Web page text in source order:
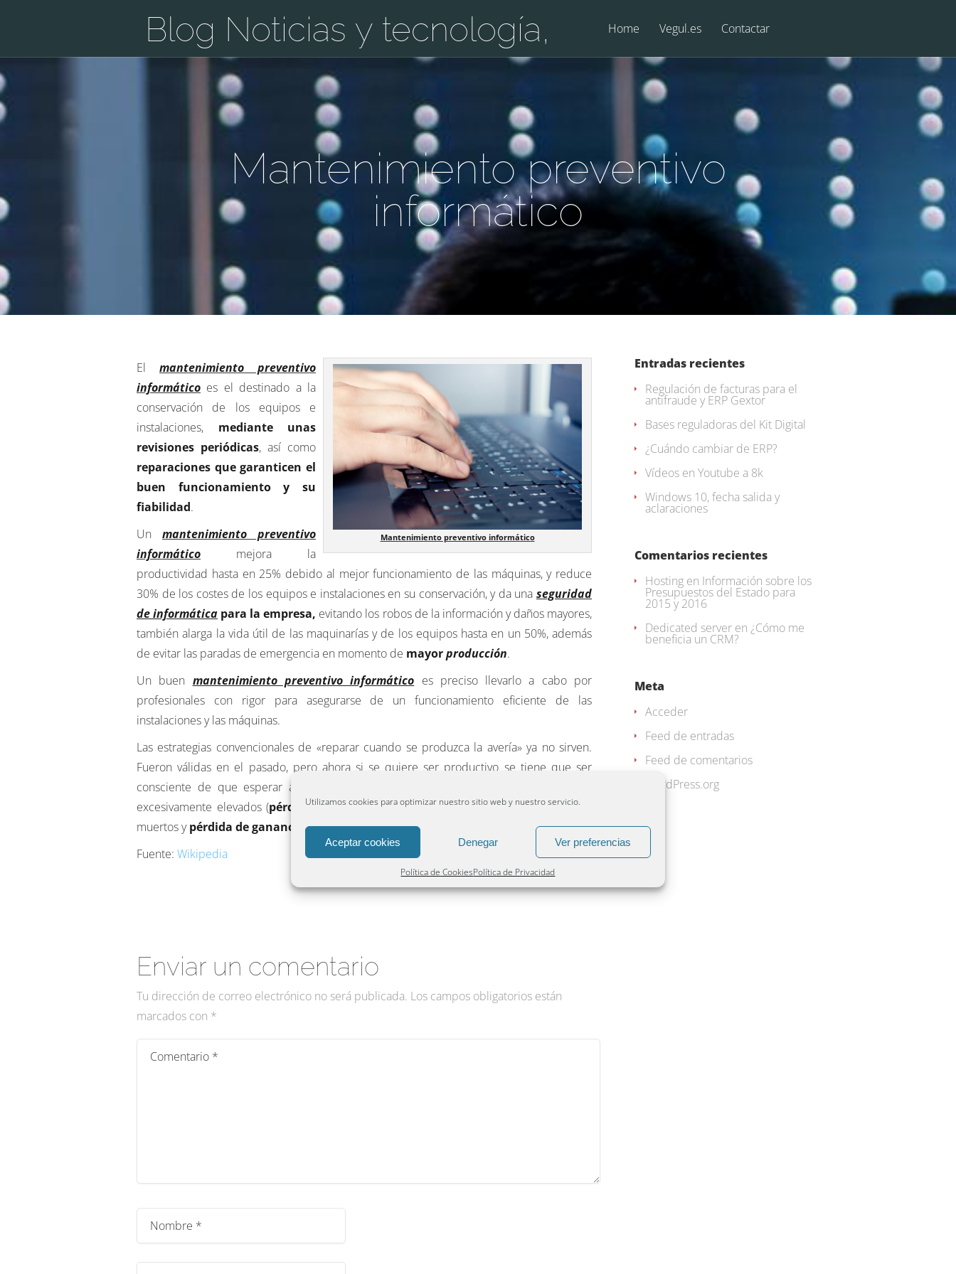
Utilizamos cookies para optimizar nuestro sitio web y nuestro servicio.
Aceptar cookies Denegar Ver preferencias
Política de CookiesPolítica de Privacidad
Blog Noticias y tecnología, Home Vegul.es Contactar
Mantenimiento preventivo
informático
Mantenimiento preventivo informático
El mantenimiento preventivo
informático es el destinado a la
conservación de los equipos e
instalaciones, mediante unas
revisiones periódicas, así como
reparaciones que garanticen el
buen funcionamiento y su
fiabilidad.
Un mantenimiento preventivo
informático mejora la
productividad hasta en 25% debido al mejor funcionamiento de las máquinas, y reduce
30% de los costes de los equipos e instalaciones en su conservación, y da una seguridad
de informática para la empresa, evitando los robos de la información y daños mayores,
también alarga la vida útil de las maquinarías y de los equipos hasta en un 50%, además
de evitar las paradas de emergencia en momento de mayorproducción.
Un buen mantenimiento preventivo informático es preciso llevarlo a cabo por
profesionales con rigor para asegurarse de un funcionamiento eficiente de las
instalaciones y las máquinas.
Las estrategias convencionales de «reparar cuando se produzca la avería» ya no sirven.
Fueron válidas en el pasado, pero ahora si se quiere ser productivo se tiene que ser
consciente de que esperar a que se produzca la avería es incurrir en unos costos
excesivamente elevados (pérdidas de producción, deficiencias en la calidad, tiempos
muertos ypérdida de ganancias).
Fuente: Wikipedia
Enviar un comentario
Tu dirección de correo electrónico no será publicada. Los campos obligatorios están
marcados con *
Entradas recientes
Regulación de facturas para el
antifraude y ERP Gextor
Bases reguladoras del Kit Digital
¿Cuándo cambiar de ERP?
Vídeos en Youtube a 8k
Windows 10, fecha salida y
aclaraciones
Comentarios recientes
Hosting en Información sobre los
Presupuestos del Estado para
2015 y 2016
Dedicated server en ¿Cómo me
beneficia un CRM?
Meta
Acceder
Feed de entradas
Feed de comentarios
WordPress.org